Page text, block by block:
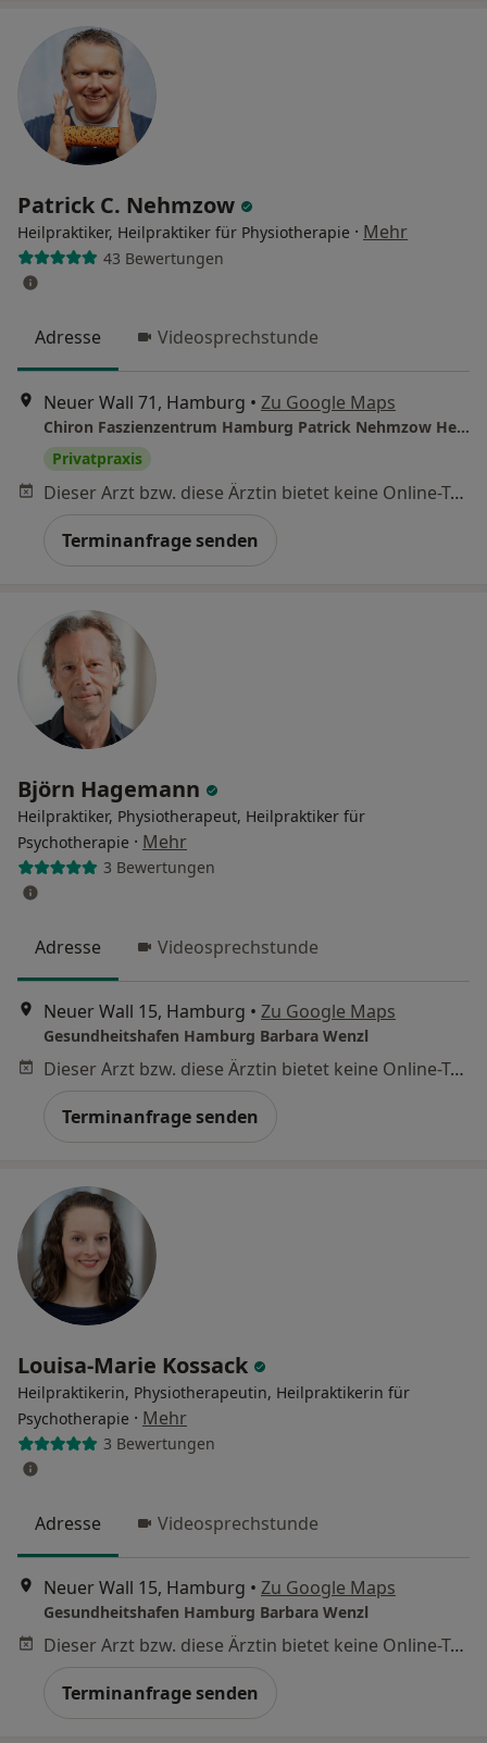
Patrick C. Nehmzow
Heilpraktiker, Heilpraktiker für Physiotherapie · Mehr
43 Bewertungen
Adresse Videosprechstunde
Neuer Wall 71, Hamburg • Zu Google Maps
Chiron Faszienzentrum Hamburg Patrick Nehmzow Heilpraktiker
Privatpraxis
Dieser Arzt bzw. diese Ärztin bietet keine Online-Terminbuchung an diesem Standort an.
Terminanfrage senden
Björn Hagemann
Heilpraktiker, Physiotherapeut, Heilpraktiker für
Psychotherapie · Mehr
3 Bewertungen
Adresse Videosprechstunde
Neuer Wall 15, Hamburg • Zu Google Maps
Gesundheitshafen Hamburg Barbara Wenzl
Dieser Arzt bzw. diese Ärztin bietet keine Online-Terminbuchung an diesem Standort an.
Terminanfrage senden
Louisa-Marie Kossack
Heilpraktikerin, Physiotherapeutin, Heilpraktikerin für
Psychotherapie · Mehr
3 Bewertungen
Adresse Videosprechstunde
Neuer Wall 15, Hamburg • Zu Google Maps
Gesundheitshafen Hamburg Barbara Wenzl
Dieser Arzt bzw. diese Ärztin bietet keine Online-Terminbuchung an diesem Standort an.
Terminanfrage senden